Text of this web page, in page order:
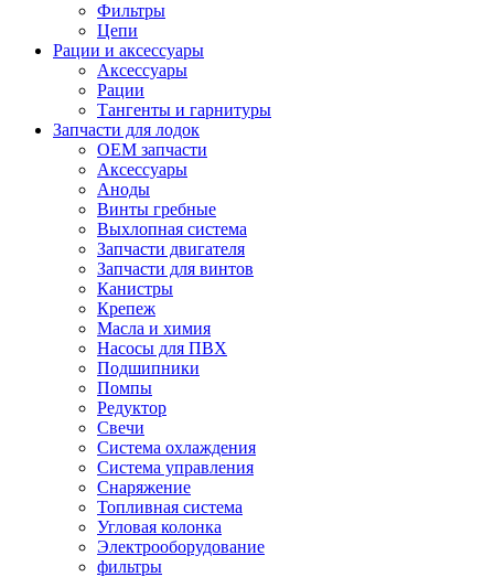
Фильтры
Цепи
Рации и аксессуары
Аксессуары
Рации
Тангенты и гарнитуры
Запчасти для лодок
OEM запчасти
Аксессуары
Аноды
Винты гребные
Выхлопная система
Запчасти двигателя
Запчасти для винтов
Канистры
Крепеж
Масла и химия
Насосы для ПВХ
Подшипники
Помпы
Редуктор
Свечи
Система охлаждения
Система управления
Снаряжение
Топливная система
Угловая колонка
Электрооборудование
фильтры